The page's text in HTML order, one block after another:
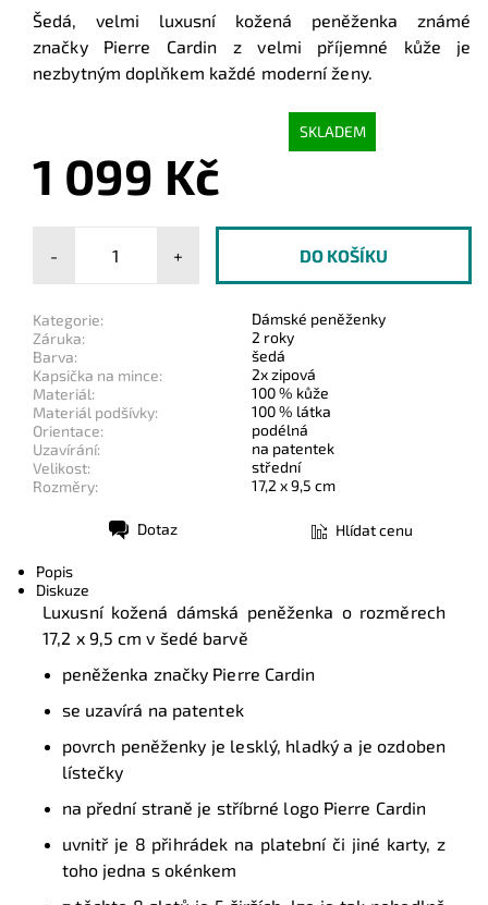
Šedá, velmi luxusní kožená peněženka známé
značky Pierre Cardin z velmi příjemné kůže je
nezbytným doplňkem každé moderní ženy.
SKLADEM
1 099 Kč
- +
Kategorie:
Dámské peněženky
Záruka:
2 roky
Barva:
šedá
Kapsička na mince:
2x zipová
Materiál:
100 % kůže
Materiál podšívky:
100 % látka
Orientace:
podélná
Uzavírání:
na patentek
Velikost:
střední
Rozměry:
17,2 x 9,5 cm
Dotaz Hlídat cenu
Popis
Diskuze
Luxusní kožená dámská peněženka o rozměrech
17,2 x 9,5 cm v šedé barvě
peněženka značky Pierre Cardin
se uzavírá na patentek
povrch peněženky je lesklý, hladký a je ozdoben
lístečky
na přední straně je stříbrné logo Pierre Cardin
uvnitř je 8 přihrádek na platební či jiné karty, z
toho jedna s okénkem